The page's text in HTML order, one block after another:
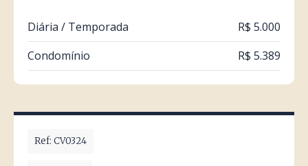
Diária / Temporada
R$ 5.000
Condomínio
R$ 5.389
Ref: CV0324